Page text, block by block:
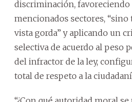
discriminación, favoreciendo
mencionados sectores,
vista gorda” y aplicando un
selectiva de acuerdo al peso
del infractor de la ley,
total de respeto a la